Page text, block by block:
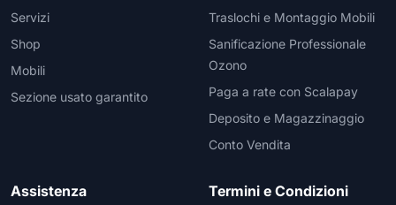
Servizi
Shop
Mobili
Sezione usato garantito
Traslochi e Montaggio Mobili
Sanificazione Professionale
Ozono
Paga a rate con Scalapay
Deposito e Magazzinaggio
Conto Vendita
Assistenza Termini e Condizioni